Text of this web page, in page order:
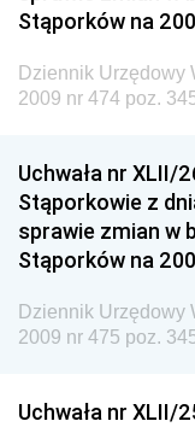
Dziennik
Technologii
Dziennik
Dziennik
Społecznej
Dziennik
Granicznej
Dziennik
Drogowego
Stąporków na
Dziennik Urzędowy
2009 nr 474 poz.
Uchwała nr XLII/
Stąporkowie z
sprawie zmian w
Stąporków na
Dziennik Urzędowy
2009 nr 475 poz.
Uchwała nr XLII/